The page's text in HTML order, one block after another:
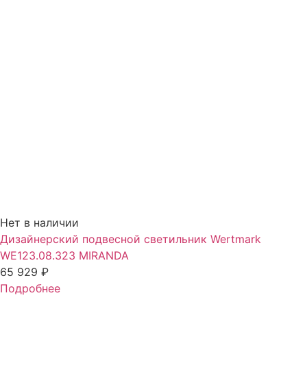
Нет в наличии
Дизайнерский подвесной светильник Wertmark
WE123.08.323 MIRANDA
65 929 ₽
Подробнее